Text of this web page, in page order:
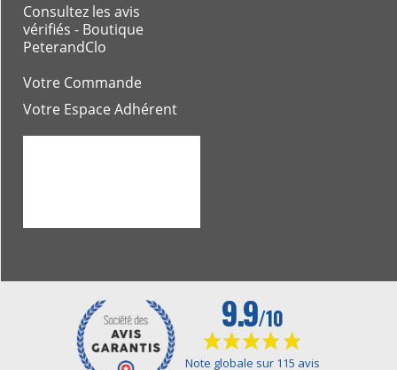
Consultez les avis
vérifiés - Boutique
PeterandClo
Votre Commande
Votre Espace Adhérent